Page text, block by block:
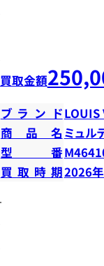
買取金額
ブランドLOUIS
商品名 ミュル
型番
買取時期2026